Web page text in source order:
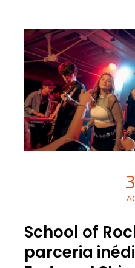
School of
parceria